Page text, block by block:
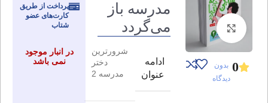
برای بزرگنمایی کلیک کنید
0 بدون
دیدگاه
مدرسه باز
می‌گردد
ادامه
عنوان
شرورترین
دختر
مدرسه 2
پرداخت از طریق
کارت‌های عضو
شتاب
در انبار موجود
نمی باشد